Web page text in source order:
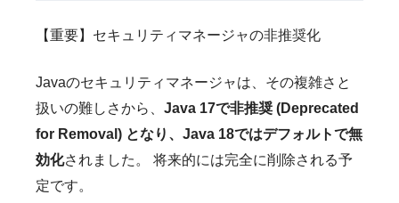
【重要】セキュリティマネージャの非推奨化
Javaのセキュリティマネージャは、その複雑さと
扱いの難しさから、 Java 17で非推奨 (Deprecated
for Removal) となり、Java 18ではデフォルトで無
効化されました。 将来的には完全に削除される予
定です。